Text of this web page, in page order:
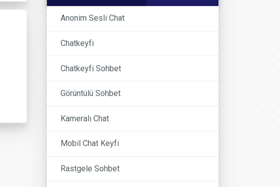
Anonim Sesli Chat
Chatkeyfi
Chatkeyfi Sohbet
Görüntülü Sohbet
Kameralı Chat
Mobil Chat Keyfi
Rastgele Sohbet